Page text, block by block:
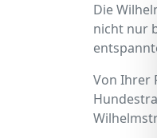
Die
nicht nur
Von Ihrer